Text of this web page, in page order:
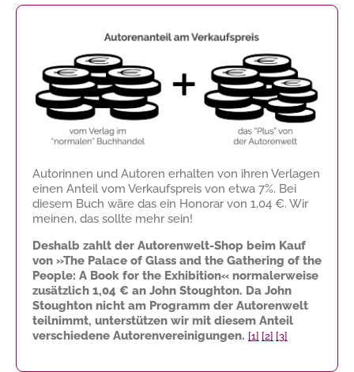
Autorinnen und Autoren erhalten von ihren Verlagen
einen Anteil vom Verkaufspreis von etwa 7%. Bei
diesem Buch wäre das ein Honorar von 1,04 €. Wir
meinen, das sollte mehr sein!
Deshalb zahlt der Autorenwelt-Shop beim Kauf
von »The Palace of Glass and the Gathering of the
People: A Book for the Exhibition« normalerweise
zusätzlich 1,04 € an John Stoughton. Da John
Stoughton nicht am Programm der Autorenwelt
teilnimmt, unterstützen wir mit diesem Anteil
verschiedene Autorenvereinigungen. [1] [2] [3]